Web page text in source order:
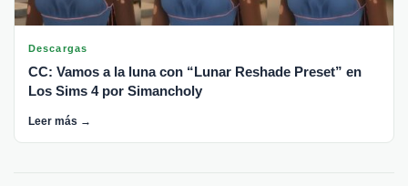
Descargas
CC: Vamos a la luna con “Lunar Reshade Preset” en
Los Sims 4 por Simancholy
Leer más →